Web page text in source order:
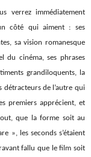
verrez immédiatement
côté qui aiment : ses
sa vision romanesque
du cinéma, ses phrases
grandiloquents, la
détracteurs de l’autre qui
premiers apprécient, et
que la forme soit au
», les seconds s’étaient
fallu que le film soit